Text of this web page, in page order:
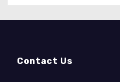
Contact Us